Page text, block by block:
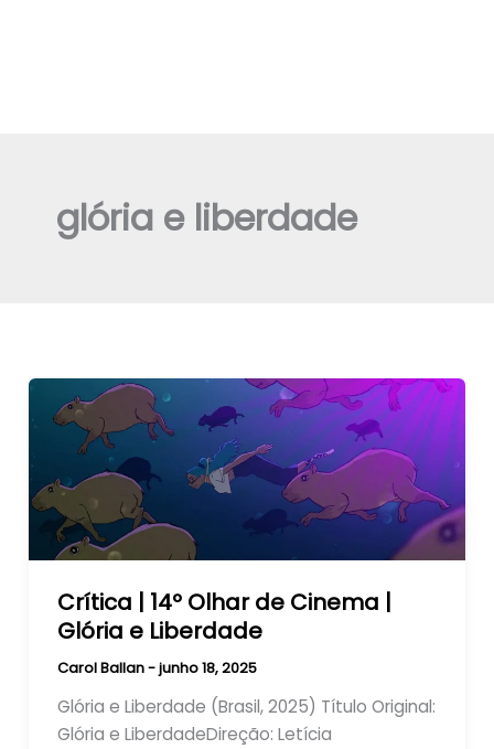
glória e liberdade
Crítica | 14º Olhar de Cinema |
Glória e Liberdade
Carol Ballan-junho 18, 2025
Glória e Liberdade (Brasil, 2025) Título Original:
Glória e LiberdadeDireção: Letícia